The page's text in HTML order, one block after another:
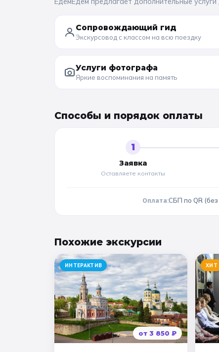
Сопровождающий гид
Экскурсовод с классом на всю поездку
Услуги фотографа
Яркие воспоминания на память
Способы и порядок оплаты
1
Заявка
Оставляете контакты
Оплата:СБП по QR
Похожие экскурсии
ИНТЕРАКТИВ
от 3 850 ₽
ХИТ